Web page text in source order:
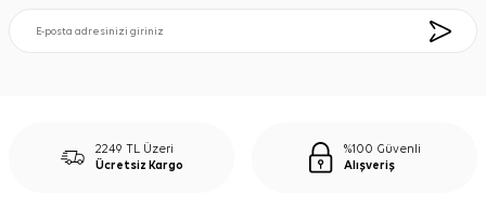
2249 TL Üzeri
Ücretsiz Kargo
%100 Güvenli
Alışveriş